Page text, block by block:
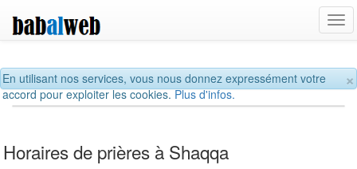
×
En utilisant nos services, vous nous donnez expressément votre
accord pour exploiter les cookies.Plus d'infos.
Horaires de prières à Shaqqa